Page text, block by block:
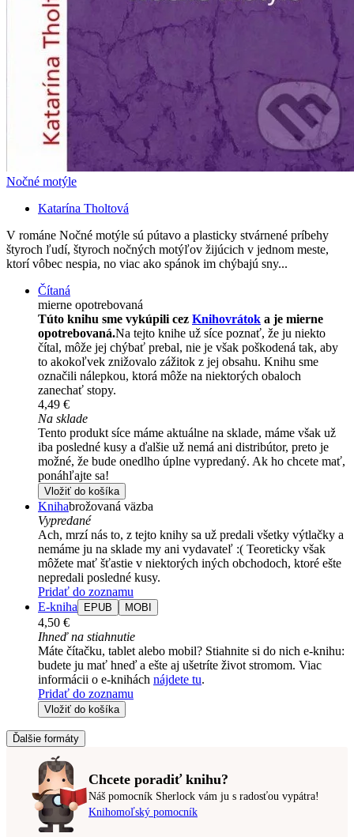
Nočné motýle
Katarína Tholtová
V románe Nočné motýle sú pútavo a plasticky stvárnené príbehy
štyroch ľudí, štyroch nočných motýľov žijúcich v jednom meste,
ktorí vôbec nespia, no viac ako spánok im chýbajú sny...
Čítaná
mierne opotrebovaná
Túto knihu sme vykúpili cez Knihovrátok a je mierne
opotrebovaná.Na tejto knihe už síce poznať, že ju niekto
čítal, môže jej chýbať prebal, nie je však poškodená tak, aby
to akokoľvek znižovalo zážitok z jej obsahu. Knihu sme
označili nálepkou, ktorá môže na niektorých obaloch
zanechať stopy.
4,49 €
Na sklade
Tento produkt síce máme aktuálne na sklade, máme však už
iba posledné kusy a ďalšie už nemá ani distribútor, preto je
možné, že bude onedlho úplne vypredaný. Ak ho chcete mať,
ponáhľajte sa!
Vložiť do košíka
Knihabrožovaná väzba
Vypredané
Ach, mrzí nás to, z tejto knihy sa už predali všetky výtlačky a
nemáme ju na sklade my ani vydavateľ :( Teoreticky však
môžete mať šťastie v niektorých iných obchodoch, ktoré ešte
nepredali posledné kusy.
Pridať do zoznamu
E-kniha
EPUB MOBI
4,50 €
Ihneď na stiahnutie
Máte čítačku, tablet alebo mobil? Stiahnite si do nich e-knihu:
budete ju mať hneď a ešte aj ušetríte život stromom. Viac
informácii o e-knihách nájdete tu.
Pridať do zoznamu
Vložiť do košíka
Ďalšie formáty
Chcete poradiť knihu?
Náš pomocník Sherlock vám ju s radosťou vypátra!
Knihomoľský pomocník